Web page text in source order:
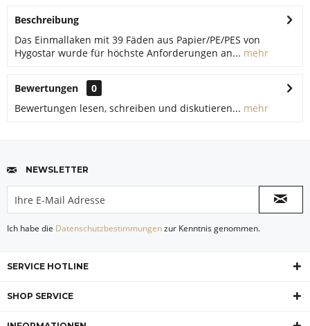
Beschreibung
Das Einmallaken mit 39 Fäden aus Papier/PE/PES von
Hygostar wurde für höchste Anforderungen an... mehr
Bewertungen
0
Bewertungen lesen, schreiben und diskutieren... mehr
NEWSLETTER
Ich habe die Datenschutzbestimmungenzur Kenntnis genommen.
SERVICE HOTLINE
SHOP SERVICE